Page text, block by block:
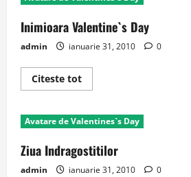
Inimioara Valentine`s Day
admin ianuarie 31, 2010 0
Citeste totRead
more
Valentine`s
Day
Avatare de Valentines`s Day
Ziua Indragostitilor
admin ianuarie 31, 2010 0